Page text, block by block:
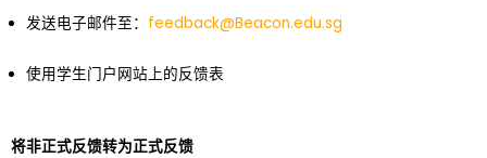
发送电子邮件至： feedback@Beacon.edu.sg
使用学生门户网站上的反馈表
将非正式反馈转为正式反馈